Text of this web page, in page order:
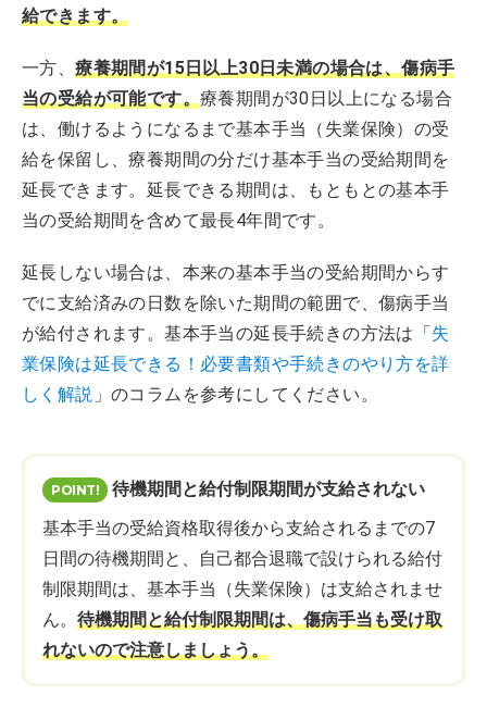
給できます。
一方、療養期間が15日以上30日未満の場合は、傷病手
当の受給が可能です。療養期間が30日以上になる場合
は、働けるようになるまで基本手当（失業保険）の受
給を保留し、療養期間の分だけ基本手当の受給期間を
延長できます。延長できる期間は、もともとの基本手
当の受給期間を含めて最長4年間です。
延長しない場合は、本来の基本手当の受給期間からす
でに支給済みの日数を除いた期間の範囲で、傷病手当
が給付されます。基本手当の延長手続きの方法は「失
業保険は延長できる！必要書類や手続きのやり方を詳
しく解説 」のコラムを参考にしてください。
待機期間と給付制限期間が支給されない
基本手当の受給資格取得後から支給されるまでの7
日間の待機期間と、自己都合退職で設けられる給付
制限期間は、基本手当（失業保険）は支給されませ
ん。 待機期間と給付制限期間は、傷病手当も受け取
れないので注意しましょう。